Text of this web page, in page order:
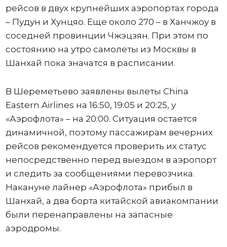
рейсов в двух крупнейших аэропортах города
– Пудун и Хунцяо. Еще около 270 – в Ханчжоу в
соседней провинции Чжэцзян. При этом по
состоянию на утро самолеты из Москвы в
Шанхай пока значатся в расписании.
В Шереметьево заявлены вылеты China
Eastern Airlines на 16:50, 19:05 и 20:25, у
«Аэрофлота» – на 20:00. Ситуация остается
динамичной, поэтому пассажирам вечерних
рейсов рекомендуется проверить их статус
непосредственно перед выездом в аэропорт
и следить за сообщениями перевозчика.
Накануне лайнер «Аэрофлота» прибыл в
Шанхай, а два борта китайской авиакомпании
были перенаправлены на запасные
аэродромы.